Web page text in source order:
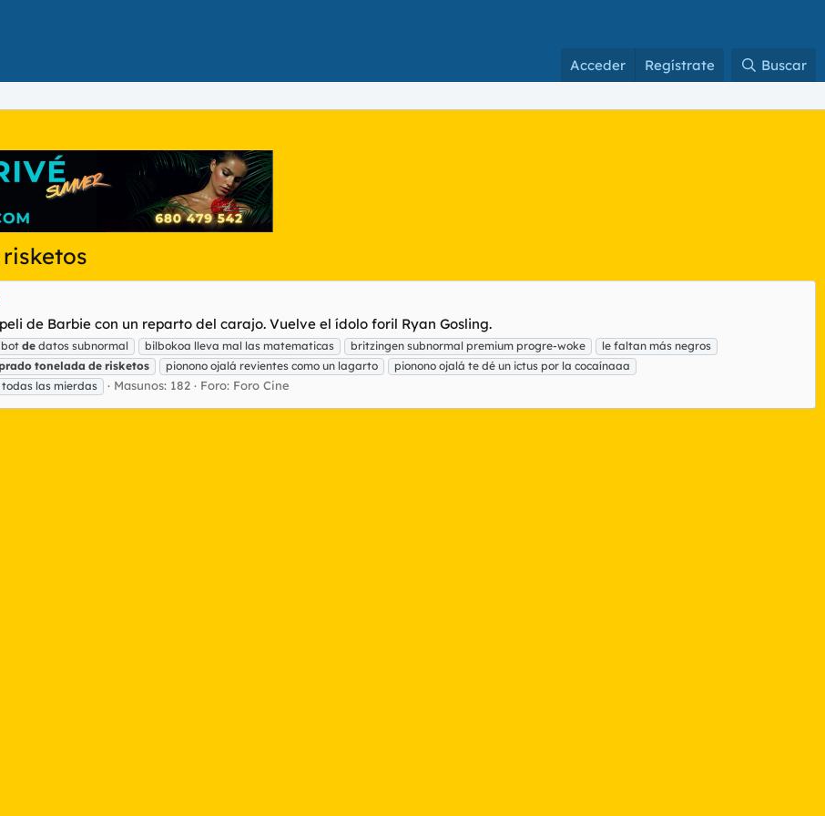
Acceder Regístrate Buscar
de Barbie con un reparto del carajo. Vuelve el ídolo foril Ryan Gosling.
de datos subnormal bilbokoa lleva mal las matematicas britzingen subnormal premium progre-woke
le faltan más negros
tonelada de risketos pionono ojalá revientes como un lagarto
pionono ojalá te dé un ictus por la cocaínaaa
las mierdas Masunos: 182 Foro: Foro Cine